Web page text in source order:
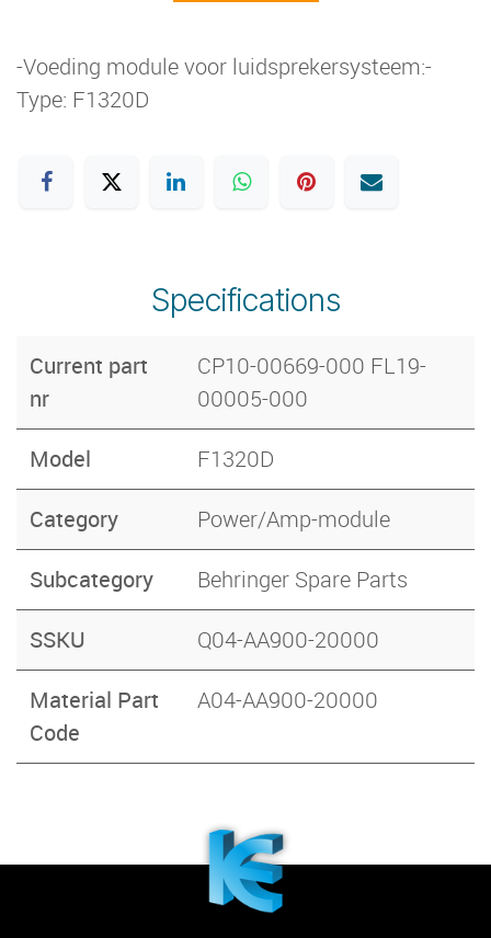
-Voeding module voor luidsprekersysteem:-
Type: F1320D
Specifications
Current part
nr
CP10-00669-000 FL19-
00005-000
Model F1320D
Category Power/Amp-module
Subcategory Behringer Spare Parts
SSKU Q04-AA900-20000
Material Part
Code
A04-AA900-20000